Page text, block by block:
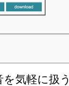
を気軽に扱